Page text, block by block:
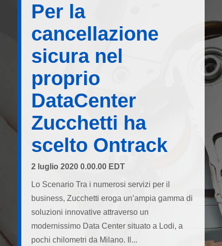
Per la
cancellazione
sicura nel
proprio
DataCenter
Zucchetti ha
scelto Ontrack
2 luglio 2020 0.00.00 EDT
Lo Scenario Tra i numerosi servizi per il
business, Zucchetti eroga un’ampia gamma di
soluzioni innovative attraverso un
modernissimo Data Center situato a Lodi, a
pochi chilometri da Milano. Il...